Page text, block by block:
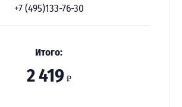
+7 (495)133-76-30
Итого:
2 419 ₽